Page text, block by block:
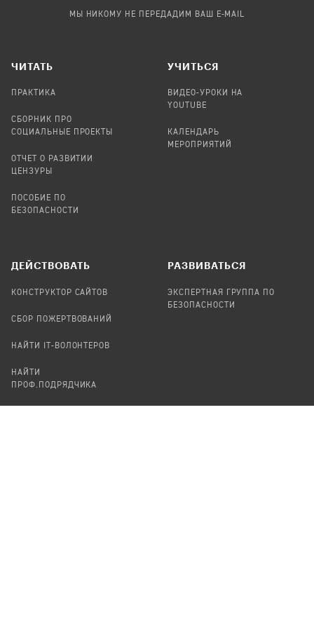
МЫ НИКОМУ НЕ ПЕРЕДАДИМ ВАШ E-MAIL
ЧИТАТЬ
ПРАКТИКА
СБОРНИК ПРО
СОЦИАЛЬНЫЕ ПРОЕКТЫ
ОТЧЕТ О РАЗВИТИИ
ЦЕНЗУРЫ
ПОСОБИЕ ПО
БЕЗОПАСНОСТИ
УЧИТЬСЯ
ВИДЕО-УРОКИ НА
YOUTUBE
КАЛЕНДАРЬ
МЕРОПРИЯТИЙ
ДЕЙСТВОВАТЬ
КОНСТРУКТОР САЙТОВ
СБОР ПОЖЕРТВОВАНИЙ
НАЙТИ IT-ВОЛОНТЕРОВ
НАЙТИ
ПРОФ.ПОДРЯДЧИКА
РАЗВИВАТЬСЯ
ЭКСПЕРТНАЯ ГРУППА ПО
БЕЗОПАСНОСТИ